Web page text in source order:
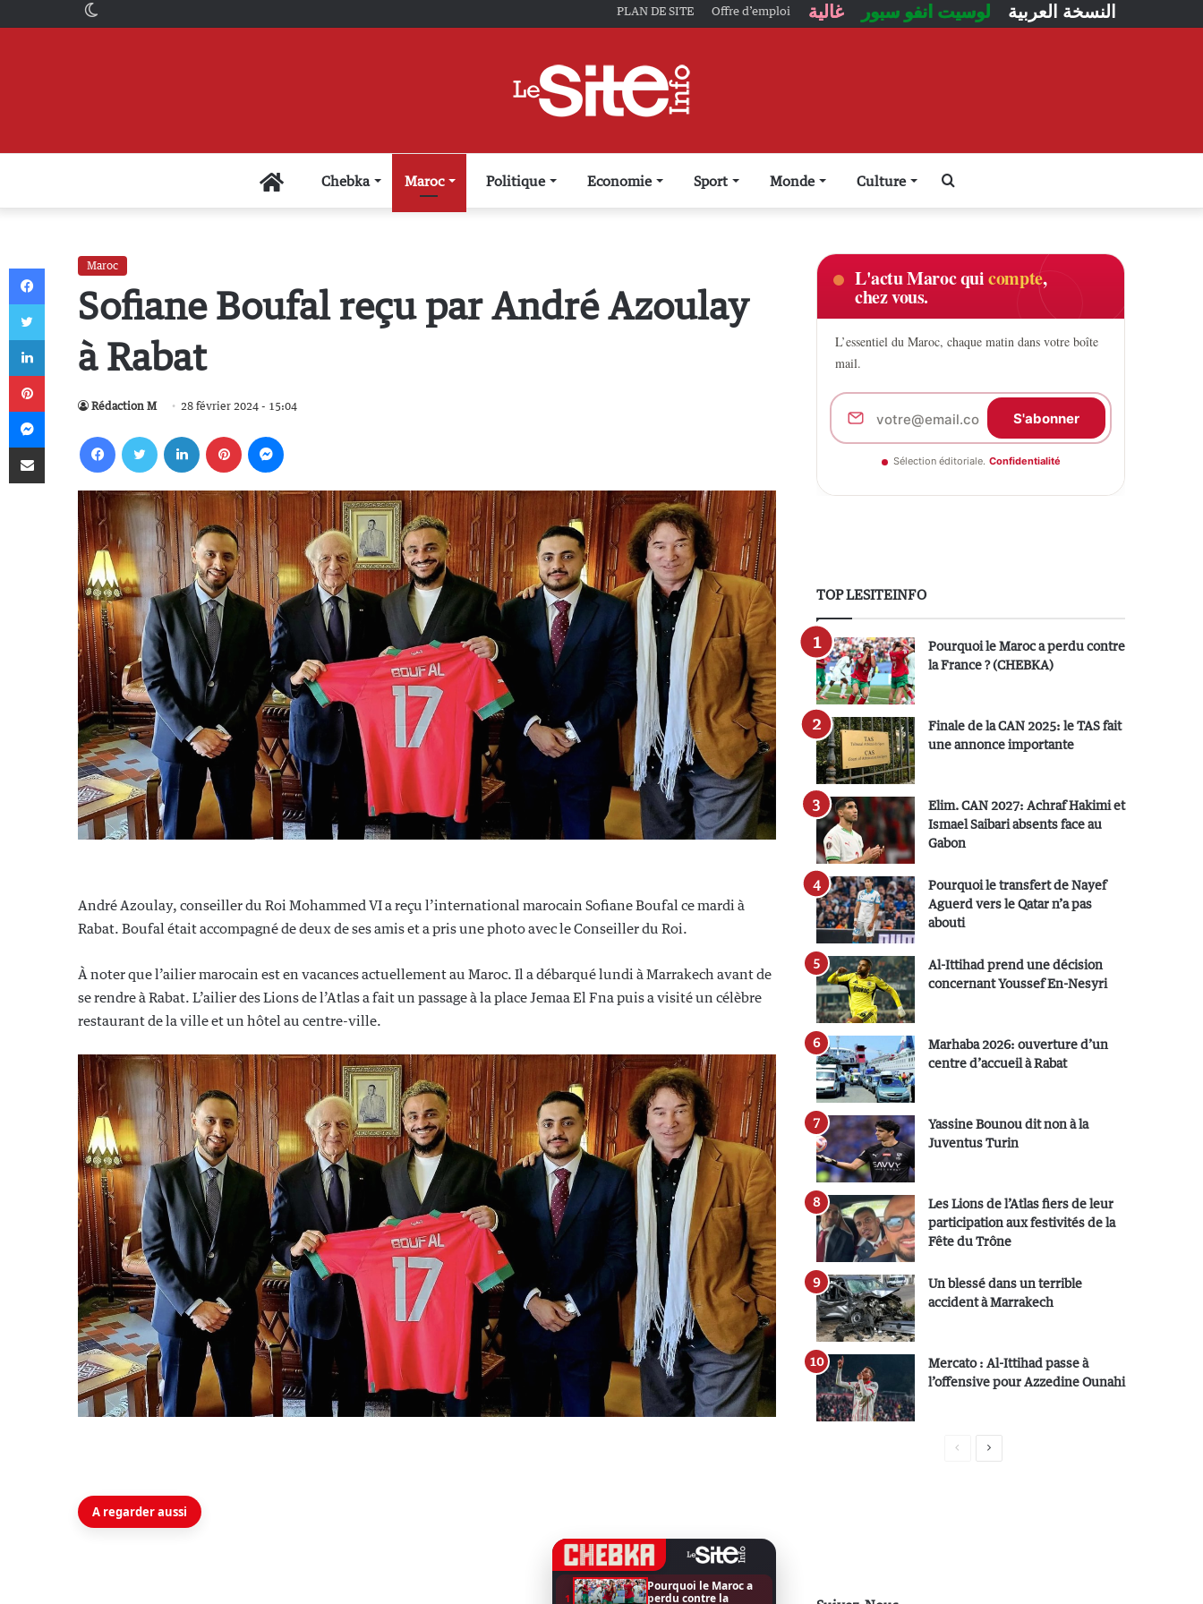
PLAN DE SITE Offre d’emploi غالية لوسيت انفو سبور النسخة العربية
AccueilChebka Maroc Politique Economie Sport Monde Culture
Maroc
Sofiane Boufal reçu par André Azoulay
à Rabat
Rédaction M 28 février 2024 - 15:04
André Azoulay, conseiller du Roi Mohammed VI a reçu l’international marocain Sofiane Boufal ce mardi à
Rabat. Boufal était accompagné de deux de ses amis et a pris une photo avec le Conseiller du Roi.
À noter que l’ailier marocain est en vacances actuellement au Maroc. Il a débarqué lundi à Marrakech avant de
se rendre à Rabat. L’ailier des Lions de l’Atlas a fait un passage à la place Jemaa El Fna puis a visité un célèbre
restaurant de la ville et un hôtel au centre-ville.
A regarder aussi
1
Pourquoi le Maroc a
perdu contre la
L'actu Maroc quicompte,
chez vous.
L’essentiel du Maroc, chaque matin dans votre boîte
mail.
S'abonner
Sélection éditoriale. Confidentialité
TOP LESITEINFO
Pourquoi le Maroc a perdu contre
la France ? (CHEBKA)
Finale de la CAN 2025: le TAS fait
une annonce importante
Elim. CAN 2027: Achraf Hakimi et
Ismael Saibari absents face au
Gabon
Pourquoi le transfert de Nayef
Aguerd vers le Qatar n’a pas
abouti
Al-Ittihad prend une décision
concernant Youssef En-Nesyri
Marhaba 2026: ouverture d’un
centre d’accueil à Rabat
Yassine Bounou dit non à la
Juventus Turin
Les Lions de l’Atlas fiers de leur
participation aux festivités de la
Fête du Trône
Un blessé dans un terrible
accident à Marrakech
Mercato : Al-Ittihad passe à
l’offensive pour Azzedine Ounahi
P
Facebook
Twitter
Linkedin
Messenger